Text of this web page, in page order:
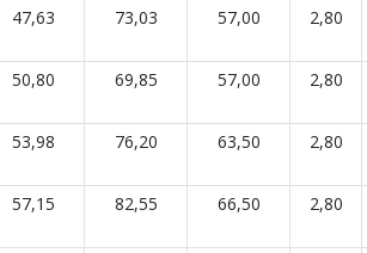
47,63 73,03 57,00 2,80
50,80 69,85 57,00 2,80
53,98 76,20 63,50 2,80
57,15 82,55 66,50 2,80